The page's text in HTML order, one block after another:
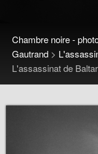
Chambre noire -
Gautrand >
L'assassinat de